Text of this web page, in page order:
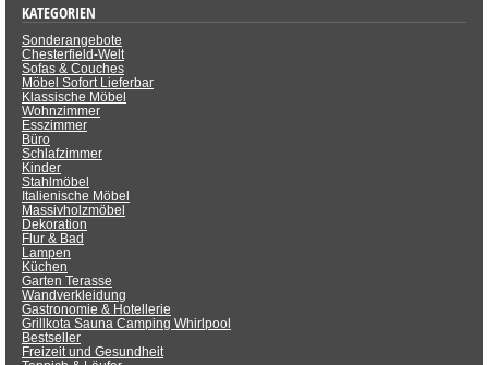
KATEGORIEN
Sonderangebote
Chesterfield-Welt
Sofas & Couches
Möbel Sofort Lieferbar
Klassische Möbel
Wohnzimmer
Esszimmer
Büro
Schlafzimmer
Kinder
Stahlmöbel
Italienische Möbel
Massivholzmöbel
Dekoration
Flur & Bad
Lampen
Küchen
Garten Terasse
Wandverkleidung
Gastronomie & Hotellerie
Grillkota Sauna Camping Whirlpool
Bestseller
Freizeit und Gesundheit